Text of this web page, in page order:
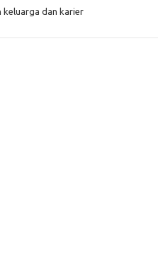
keluarga dan karier